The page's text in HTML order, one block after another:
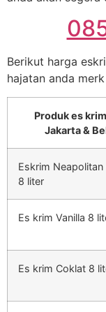
Berikut harga
hajatan anda
Produk es
Jakarta &
Eskrim Neapolitan
8 liter
Es krim Vanilla 8
Es krim Coklat 8